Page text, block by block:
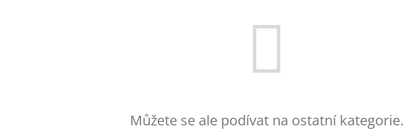
Můžete se ale podívat na ostatní kategorie.